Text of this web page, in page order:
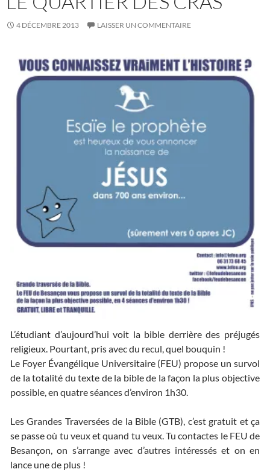
4 DÉCEMBRE 2013 LAISSER UN COMMENTAIRE
L’étudiant d’aujourd’hui voit la bible derrière des préjugés
religieux. Pourtant, pris avec du recul, quel bouquin !
Le Foyer Évangélique Universitaire (FEU) propose un survol
de la totalité du texte de la bible de la façon la plus objective
possible, en quatre séances d’environ 1h30.
Les Grandes Traversées de la Bible (GTB), c’est gratuit et ça
se passe où tu veux et quand tu veux. Tu contactes le FEU de
Besançon, on s’arrange avec d’autres intéressés et on en
lance une de plus !